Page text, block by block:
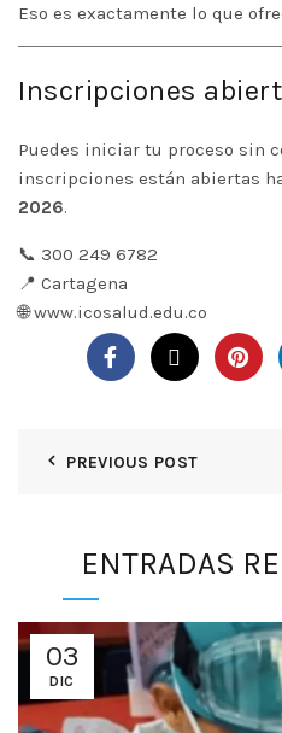
Eso es exactamente lo que
Inscripciones
Puedes iniciar tu proceso sin
inscripciones están abiertas
2026.
📞 300 249 6782
📍 Cartagena
🌐www.icosalud.edu.co
PREVIOUS POST
ENTRADAS
03
DIC